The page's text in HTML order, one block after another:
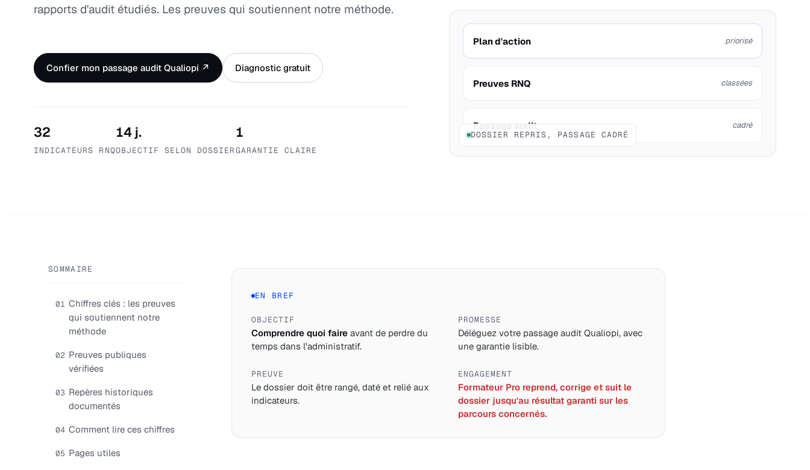
rapports d'audit étudiés. Les preuves qui soutiennent notre méthode.
Confier mon passage audit Qualiopi ↗ Diagnostic gratuit
32
INDICATEURS RNQ
14 j.
OBJECTIF SELON DOSSIER
1
GARANTIE CLAIRE
Plan d'action priorisé
Preuves RNQ classées
Passage audit
cadré
DOSSIER REPRIS, PASSAGE CADRÉ
SOMMAIRE
01 Chiffres clés : les preuves
qui soutiennent notre
méthode
02 Preuves publiques
vérifiées
03 Repères historiques
documentés
04 Comment lire ces chiffres
05 Pages utiles
EN BREF
OBJECTIF
Comprendre quoi faire avant de perdre du
temps dans l'administratif.
PROMESSE
Déléguez votre passage audit Qualiopi, avec
une garantie lisible.
PREUVE
Le dossier doit être rangé, daté et relié aux
indicateurs.
ENGAGEMENT
Formateur Pro reprend, corrige et suit le
dossier jusqu'au résultat garanti sur les
parcours concernés.